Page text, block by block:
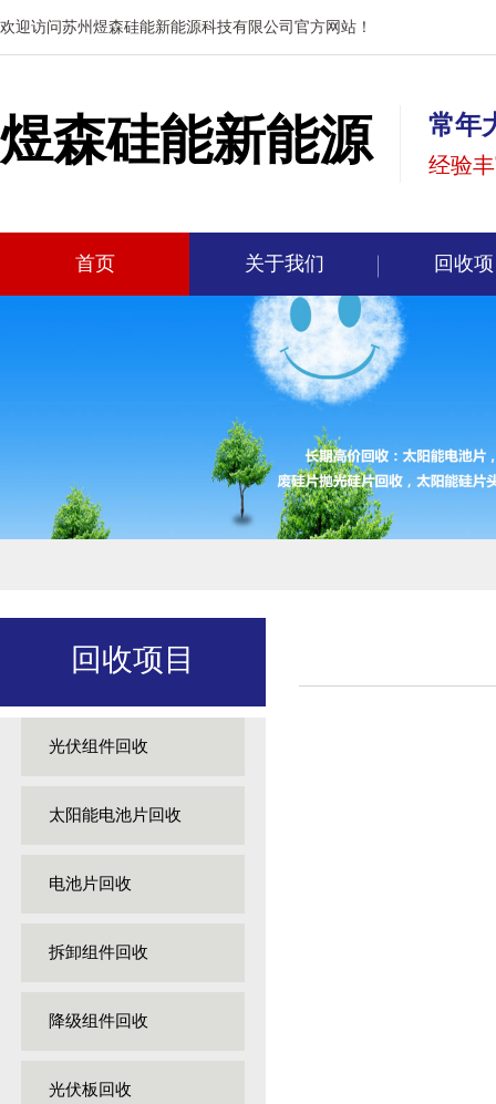
欢迎访问苏州煜森硅能新能源科技有限公司官方网站！
煜森硅能新能源 常年
经验
首页 关于我们 回收
回收项目
光伏组件回收
太阳能电池片回收
电池片回收
拆卸组件回收
降级组件回收
光伏板回收